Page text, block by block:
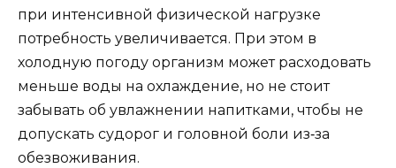
при интенсивной физической нагрузке
потребность увеличивается. При этом в
холодную погоду организм может расходовать
меньше воды на охлаждение, но не стоит
забывать об увлажнении напитками, чтобы не
допускать судорог и головной боли из‑за
обезвоживания.